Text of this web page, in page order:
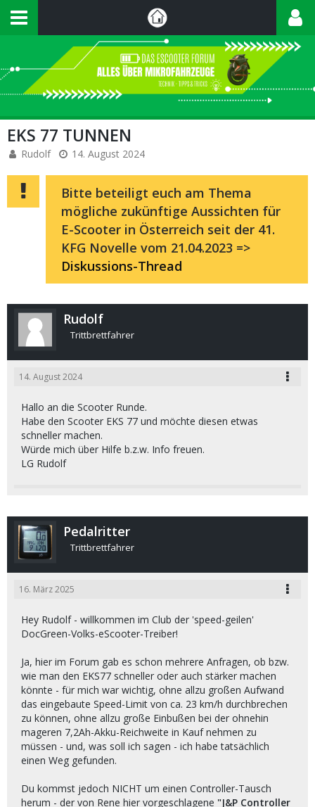
EKS 77 TUNNEN
Rudolf 14. August 2024
Bitte beteiligt euch am Thema
mögliche zukünftige Aussichten für
E-Scooter in Österreich seit der 41.
KFG Novelle vom 21.04.2023 =>
Diskussions-Thread
Rudolf
Trittbrettfahrer
14. August 2024
Hallo an die Scooter Runde.
Habe den Scooter EKS 77 und möchte diesen etwas
schneller machen.
Würde mich über Hilfe b.z.w. Info freuen.
LG Rudolf
Pedalritter
Trittbrettfahrer
16. März 2025
Hey Rudolf - willkommen im Club der 'speed-geilen'
DocGreen-Volks-eScooter-Treiber!
Ja, hier im Forum gab es schon mehrere Anfragen, ob bzw.
wie man den EKS77 schneller oder auch stärker machen
könnte - für mich war wichtig, ohne allzu großen Aufwand
das eingebaute Speed-Limit von ca. 23 km/h durchbrechen
zu können, ohne allzu große Einbußen bei der ohnehin
mageren 7,2Ah-Akku-Reichweite in Kauf nehmen zu
müssen - und, was soll ich sagen - ich habe tatsächlich
einen Weg gefunden.
Du kommst jedoch NICHT um einen Controller-Tausch
herum - der von Rene hier vorgeschlagene "J&P Controller